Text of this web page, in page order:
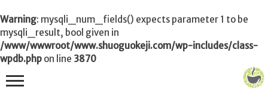
Warning: mysqli_num_fields() expects parameter 1 to be
mysqli_result, bool given in
/www/wwwroot/www.shuoguokeji.com/wp-includes/class-
wpdb.php on line 3870